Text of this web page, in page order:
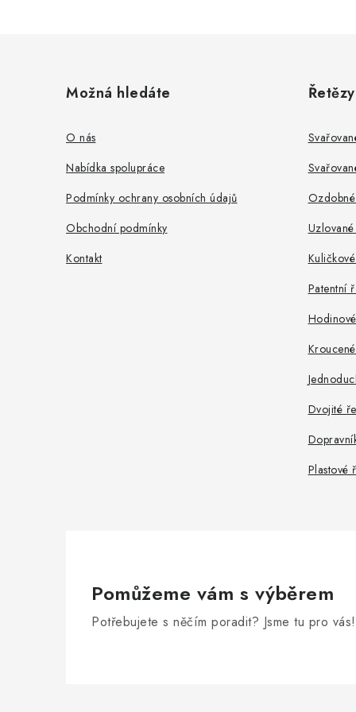
Možná hledáte
O nás
Nabídka spolupráce
Podmínky ochrany osobních údajů
Obchodní podmínky
Kontakt
Patentní
Dvojité
Plastové
Pomůžeme vám s výběrem
Potřebujete s něčím poradit? Jsme tu pro vás!